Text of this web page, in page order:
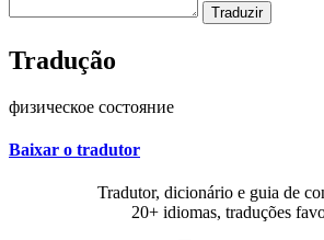
Tradução
физическое состояние
Baixar o tradutor
Tradutor, dicionário e guia de
20+ idiomas, traduções